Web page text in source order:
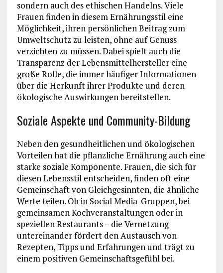
sondern auch des ethischen Handelns. Viele
Frauen finden in diesem Ernährungsstil eine
Möglichkeit, ihren persönlichen Beitrag zum
Umweltschutz zu leisten, ohne auf Genuss
verzichten zu müssen. Dabei spielt auch die
Transparenz der Lebensmittelhersteller eine
große Rolle, die immer häufiger Informationen
über die Herkunft ihrer Produkte und deren
ökologische Auswirkungen bereitstellen.
Soziale Aspekte und Community-Bildung
Neben den gesundheitlichen und ökologischen
Vorteilen hat die pflanzliche Ernährung auch eine
starke soziale Komponente. Frauen, die sich für
diesen Lebensstil entscheiden, finden oft eine
Gemeinschaft von Gleichgesinnten, die ähnliche
Werte teilen. Ob in Social Media-Gruppen, bei
gemeinsamen Kochveranstaltungen oder in
speziellen Restaurants – die Vernetzung
untereinander fördert den Austausch von
Rezepten, Tipps und Erfahrungen und trägt zu
einem positiven Gemeinschaftsgefühl bei.